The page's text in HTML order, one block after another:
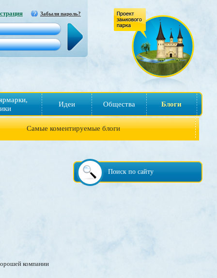
Забыли пароль?
Идеи Общества Блоги
Самые коментируемые блоги
Поиск по сайту
компании